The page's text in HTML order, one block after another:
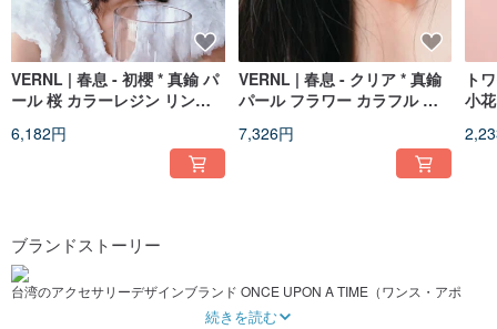
VERNL | 春息 - 初櫻 * 真鍮 パ
ール 桜 カラーレジン リング
6,182円
VERNL | 春息 - クリア * 真鍮
パール フラワー カラフル レ
7,326円
ト
小
ブランドストーリー
台湾のアクセサリーデザインブランド ONCE UPON A TIME（ワンス・アポ
ン・ア・タイム）、2007年設立。一緒にこの手で素晴らしい夢を創造しましょ
続きを読む